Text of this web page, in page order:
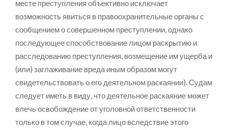
месте преступления объективно исключает
возможность явиться в правоохранительные органы с
сообщением о совершенном преступлении, однако
последующее способствование лицом раскрытию и
расследованию преступления, возмещение им ущерба и
(или) заглаживание вреда иным образом могут
свидетельствовать о его деятельном раскаянии). Судам
следует иметь в виду, что деятельное раскаяние может
влечь освобождение от уголовной ответственности
только в том случае, когда лицо вследствие этого